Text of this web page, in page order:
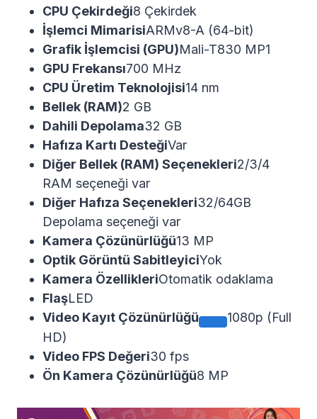
CPU Çekirdeği8 Çekirdek
İşlemci MimarisiARMv8-A (64-bit)
Grafik İşlemcisi (GPU)Mali-T830 MP1
GPU Frekansı700 MHz
CPU Üretim Teknolojisi14 nm
Bellek (RAM)2 GB
Dahili Depolama32 GB
Hafıza Kartı DesteğiVar
Diğer Bellek (RAM) Seçenekleri2/3/4
RAM seçeneği var
Diğer Hafıza Seçenekleri32/64GB
Depolama seçeneği var
Kamera Çözünürlüğü13 MP
Optik Görüntü SabitleyiciYok
Kamera ÖzellikleriOtomatik odaklama
FlaşLED
Video Kayıt Çözünürlüğü
1080p (Full
HD)
Video FPS Değeri30 fps
Ön Kamera Çözünürlüğü8 MP